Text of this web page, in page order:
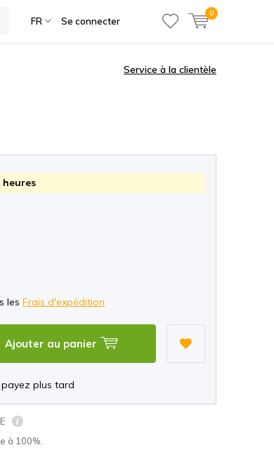
FR Se connecter
0
Service à la clientèle
heures
lesFrais d'expédition
Ajouter au panier
plus tard
à 100%.